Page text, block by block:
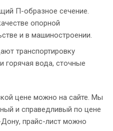
П-образное сечение.
опорной
и в машиностроении.
транспортировку
горячая вода, сточные
цене можно на сайте. Мы
и справедливый по цене
прайс-лист можно